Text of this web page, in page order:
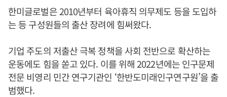
한미글로벌은 2010년부터 육아휴직 의무제도 등을 도입하
는 등 구성원들의 출산 장려에 힘써왔다.
기업 주도의 저출산 극복 정책을 사회 전반으로 확산하는
운동에도 힘을 쏟고 있다. 이를 위해 2022년에는 인구문제
전문 비영리 민간 연구기관인 ‘한반도미래인구연구원’을 출
범했다.